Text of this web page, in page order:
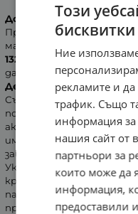
Дозировка:
Препоръчва се по 1-2
максимален ефект, се
132
да продължи не по-
да се направи почивка.
Действие:
Съставките в
подпомагат
активност на
имунната система и
защита на тялото.
Укрепват кръвоносната
кръвоснабдяването на
паметта и зрението.
противостареещ ефект.
Този
бисквитки
Ние
рекламите и
трафик. Също
информация за
нашия сайт от
партньори за
които може да
информация,
предоставили